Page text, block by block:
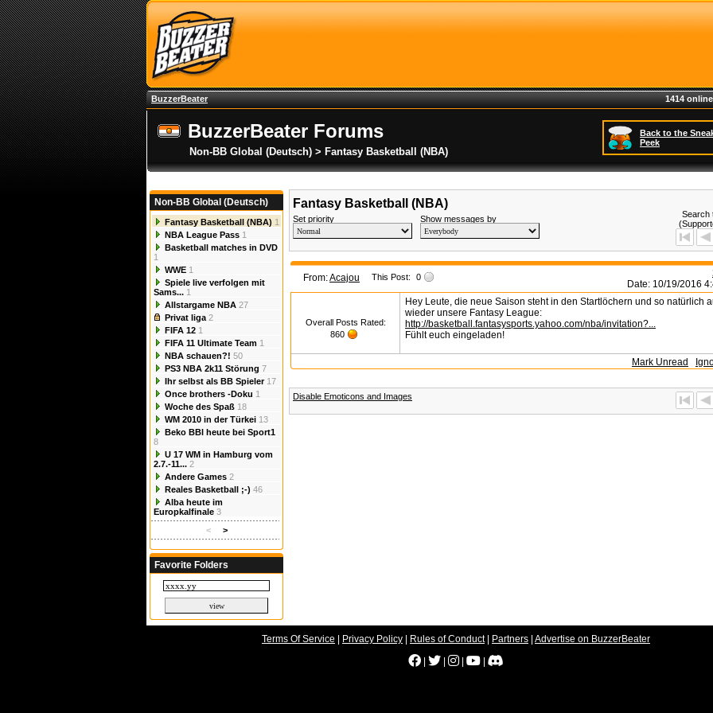
BuzzerBeater 1414
BuzzerBeater Forums
Non-BB Global (Deutsch) > Fantasy Basketball (NBA)
Back to the
Peek
Non-BB Global (Deutsch)
Fantasy Basketball (NBA) 1
NBA League Pass 1
Basketball matches in DVD
1
WWE 1
Spiele live verfolgen mit
Sams... 1
Allstargame NBA 27
Privat liga 2
FIFA 12 1
FIFA 11 Ultimate Team 1
NBA schauen?! 50
PS3 NBA 2k11 Störung 7
Ihr selbst als BB Spieler 17
Once brothers -Doku 1
Woche des Spaß 18
WM 2010 in der Türkei 13
Beko BBl heute bei Sport1
8
U 17 WM in Hamburg vom
2.7.-11... 2
Andere Games 2
Reales Basketball ;-) 46
Alba heute im
Europkalfinale 3
<
>
Favorite Folders
Fantasy Basketball (NBA)
Set priority Show messages by
Search
From:Acajou This Post: 0
Date: 10/19/2016
Overall Posts Rated:
860
Hey Leute, die neue Saison steht in den Startlöchern und so natürlich
wieder unsere Fantasy League:
http://basketball.fantasysports.yahoo.com/nba/invitation?...
Fühlt euch eingeladen!
Mark Unread
Disable Emoticons and Images
Terms Of Service Privacy Policy Rules of Conduct| Partners Advertise on BuzzerBeater